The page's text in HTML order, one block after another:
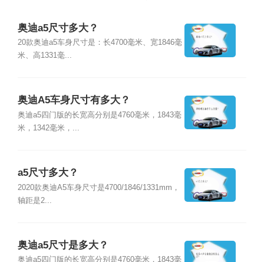
奥迪a5尺寸多大？
20款奥迪a5车身尺寸是：长4700毫米、宽1846毫
米、高1331毫...
奥迪A5车身尺寸有多大？
奥迪a5四门版的长宽高分别是4760毫米，1843毫
米，1342毫米，...
a5尺寸多大？
2020款奥迪A5车身尺寸是4700/1846/1331mm，
轴距是2...
奥迪a5尺寸是多大？
奥迪a5四门版的长宽高分别是4760毫米，1843毫